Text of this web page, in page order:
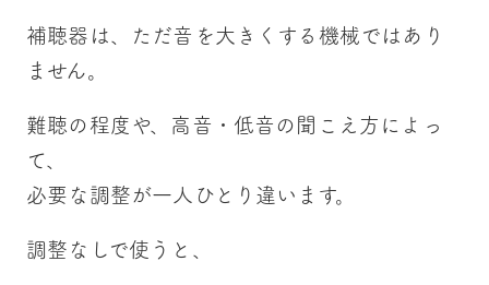
補聴器は、ただ音を大きくする機械ではあり
ません。
難聴の程度や、高音・低音の聞こえ方によっ
て、
必要な調整が一人ひとり違います。
調整なしで使うと、